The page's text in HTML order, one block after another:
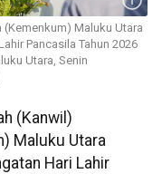
Maluku Utara
Pancasila Tahun 2026
Utara, Senin
(Kanwil)
Maluku Utara
Hari Lahir